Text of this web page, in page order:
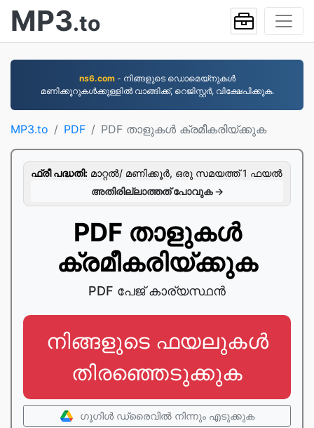
MP3.to
ns6.com- നിങ്ങളുടെ ഡൊമെയ്നുകൾ
മണിക്കൂറുകൾക്കുള്ളിൽ വാങ്ങിക്ക്, റെജിസ്റ്റർ, വിക്ഷേപിക്കുക.
MP3.to PDF PDF താളുകള്‍ ക്രമീകരിയ്ക്കുക
ഫ്രീ പദ്ധതി: മാറ്റല്‍/ മണിക്കൂര്‍, ഒരു സമയത്ത് 1 ഫയല്‍
അതിരില്ലാത്തത് പോവുക →
PDF താളുകള്‍
ക്രമീകരിയ്ക്കുക
PDF പേജ് കാര്യസ്ഥന്‍
നിങ്ങളുടെ ഫയലുകൾ
തിരഞ്ഞെടുക്കുക
ഗൂഗിള്‍ ഡ്രൈവില്‍ നിന്നും എടുക്കുക